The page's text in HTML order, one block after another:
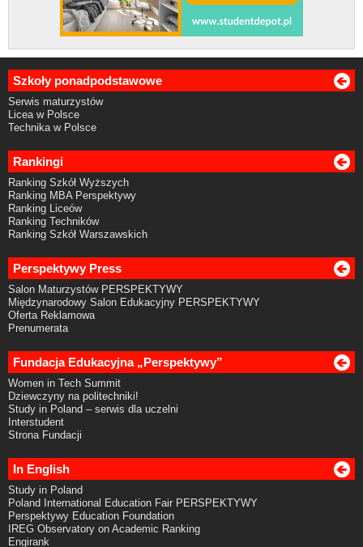
Szkoły ponadpodstawowe
Serwis maturzystów
Licea w Polsce
Technika w Polsce
Rankingi
Ranking Szkół Wyższych
Ranking MBA Perspektywy
Ranking Liceów
Ranking Techników
Ranking Szkół Warszawskich
Perspektywy Press
Salon Maturzystów PERSPEKTYWY
Międzynarodowy Salon Edukacyjny PERSPEKTYWY
Oferta Reklamowa
Prenumerata
Fundacja Edukacyjna „Perspektywy”
Women in Tech Summit
Dziewczyny na politechniki!
Study in Poland – serwis dla uczelni
Interstudent
Strona Fundacji
In English
Study in Poland
Poland International Education Fair PERSPEKTYWY
Perspektywy Education Foundation
IREG Observatory on Academic Ranking
Engirank